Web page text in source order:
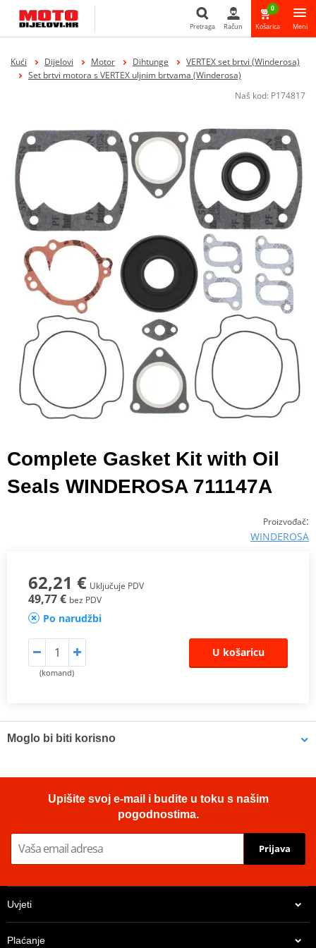
Pretraga
Pretraga Račun
0
Košarica Meni
Kući Dijelovi Motor Dihtunge
VERTEX set brtvi (Winderosa)
Set brtvi motora s VERTEX uljnim brtvama (Winderosa)
Naš kod: P174817
Complete Gasket Kit with Oil
Seals WINDEROSA 711147A
Proizvođač:
WINDEROSA
62,21 € Uključuje PDV
49,77 € bez PDV
Po narudžbi
(komand)
U košaricu
Moglo bi biti korisno
Upišite svoj e-mail i budite u toku s našim
pogodnostima.
Prijava
Uvjeti
Plaćanje